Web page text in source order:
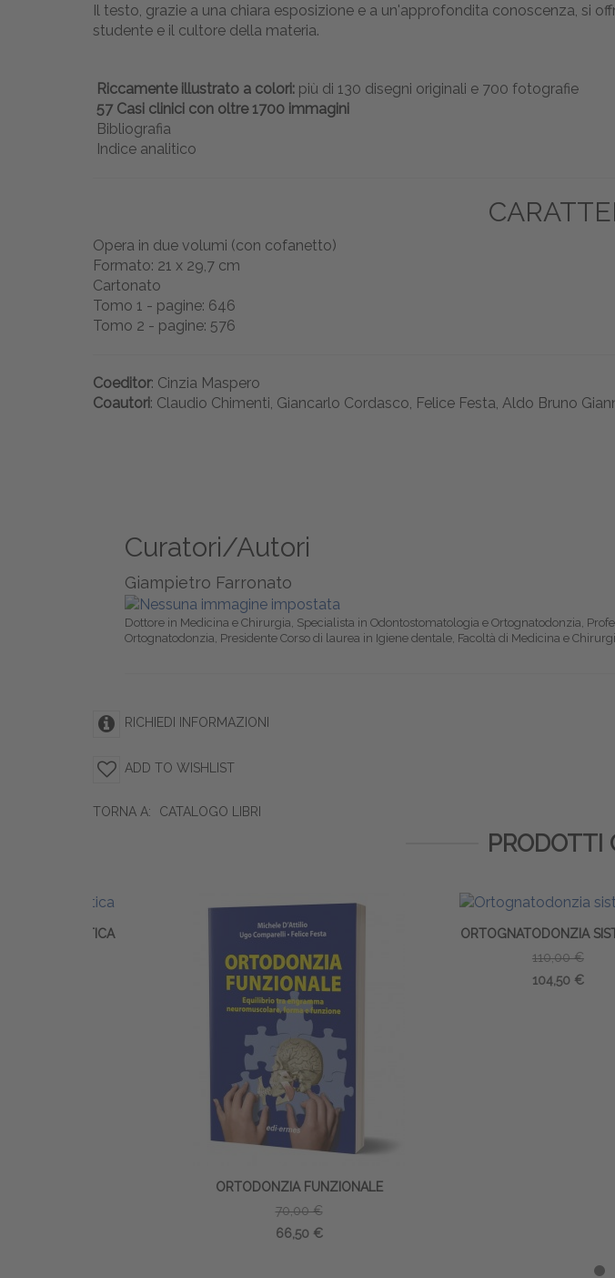
Il testo, grazie a una chiara esposizione e a un'approfondita conoscenza, si
studente e il cultore della materia.
Riccamente illustrato a colori: più di 130 disegni originali e 700 fotografie
57 Casi clinici con oltre 1700 immagini
Bibliografia
Indice analitico
Opera in due volumi (con cofanetto)
Formato: 21 x 29,7 cm
Cartonato
Tomo 1 - pagine: 646
Tomo 2 - pagine: 576
Coeditor: Cinzia Maspero
Coautori: Claudio Chimenti, Giancarlo Cordasco, Felice Festa, Aldo Bruno
Curatori/Autori
Giampietro Farronato
Dottore in Medicina e Chirurgia, Specialista in Odontostomatologia e Ortognatodonzia,
Ortognatodonzia, Presidente Corso di laurea in Igiene dentale, Facoltà di Medicina e
RICHIEDI INFORMAZIONI
ADD TO WISHLIST
TORNA A: CATALOGO LIBRI
PRODOTTI
ORTODONZIA FUNZIONALE
ORTOGNATODONZIA SISTEMICA